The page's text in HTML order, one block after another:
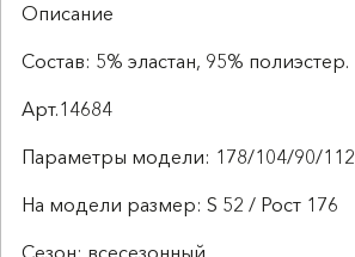
Описание
Состав: 5% эластан, 95% полиэстер.
Арт.14684
Параметры модели: 178/104/90/112
На модели размер: S 52 / Рост 176
Сезон: всесезонный